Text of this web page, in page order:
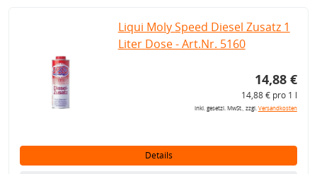
Liqui Moly Speed Diesel Zusatz 1
Liter Dose - Art.Nr. 5160
14,88 €
14,88 € pro 1 l
inkl. gesetzl. MwSt., zzgl.Versandkosten
Details